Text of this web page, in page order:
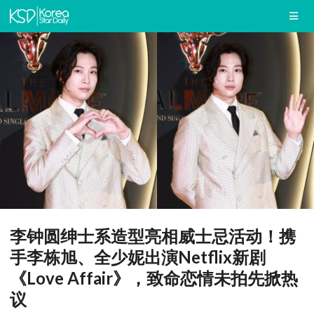
李钟圆绅士系造型亮相威士忌活动！携
手李栋旭、全少妮出演Netflix新剧
《Love Affair》，致命恋情未拍先掀热
议